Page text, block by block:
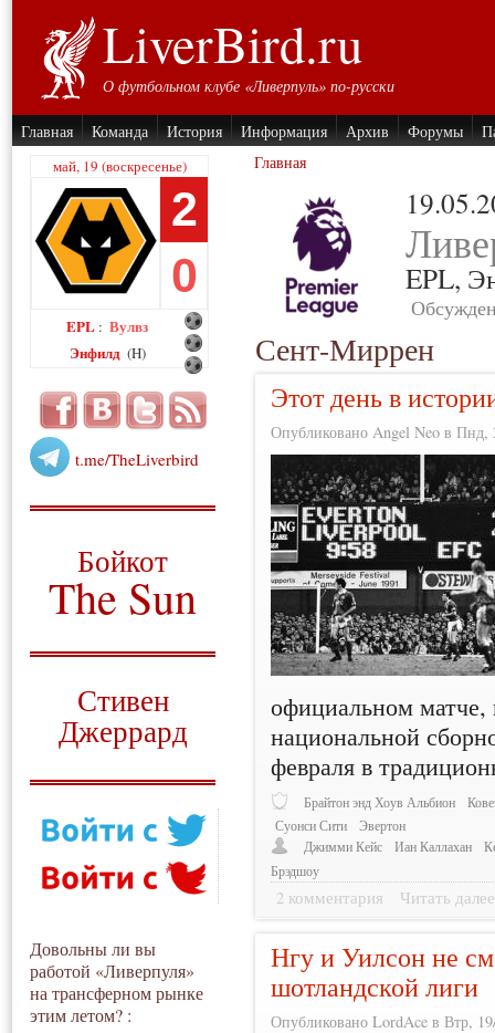
LiverBird.ru
О футбольном клубе «Ливерпуль» по-русски
Главная Команда История Информация Архив Форумы
май, 19 (воскресенье)
2
0
EPL : Вулвз
Энфилд (H)
t.me/TheLiverbird
Бойкот
The Sun
Стивен
Джеррард
Довольны ли вы
работой «Ливерпуля»
на трансферном рынке
этим летом? :
Главная
EPL,
Сент-Миррен
Этот день в
Опубликовано Angel Neo в Пнд,
официальном матче,
национальной
февраля в
Брайтон энд Хоув Альбион
Суонси Сити
Эвертон
Джимми Кейс
Иан Каллахан
Брэдшоу
2 комментария Читать далее
Нгу и Уилсон не
шотландской лиги
Опубликовано LordAce в Втр,